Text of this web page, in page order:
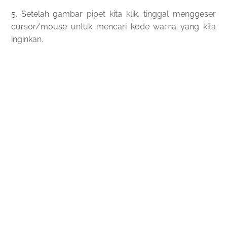
5. Setelah gambar pipet kita klik, tinggal menggeser
cursor/mouse untuk mencari kode warna yang kita
inginkan.